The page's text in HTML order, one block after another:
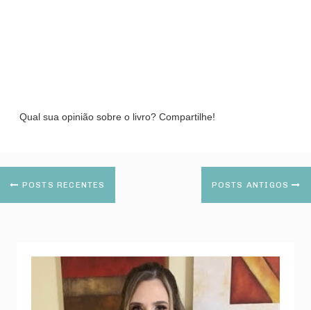
Qual sua opinião sobre o livro? Compartilhe!
POSTS RECENTES POSTS ANTIGOS